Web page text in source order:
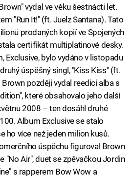
vydal ve věku šestnácti let.
"Run It!" (ft. Juelz Santana). Tato
prodaných kopií ve Spojených
certifikát multiplatinové desky.
Exclusive, bylo vydáno v listopadu
úspěšný singl, "Kiss Kiss" (ft.
Brown později vydal reedici alba s
které obsahovalo jeho další
2008 – ten dosáhl druhé
Album Exclusive se stalo
ho více než jeden milion kusů.
úspěchu figuroval Brown
"No Air", duet se zpěvačkou Jordin
s rapperem Bow Wow a